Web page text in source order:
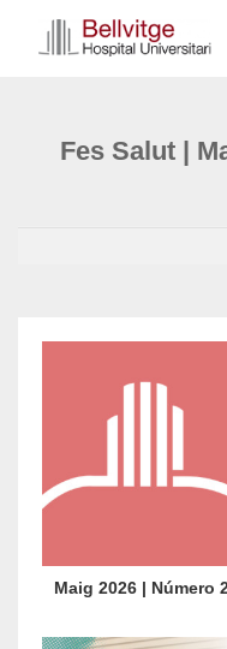
Fes Salut |
Maig 2026 | Número